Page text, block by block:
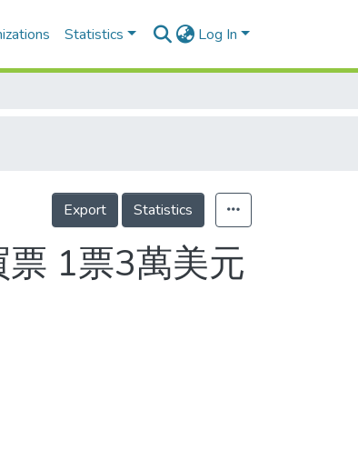
Statistics Log In
Export Statistics
1票3萬美元